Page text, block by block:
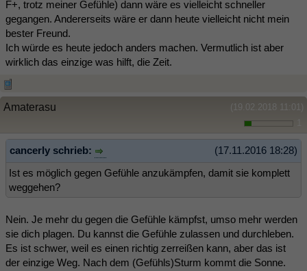
F+, trotz meiner Gefühle) dann wäre es vielleicht schneller
gegangen. Andererseits wäre er dann heute vielleicht nicht mein
bester Freund.
Ich würde es heute jedoch anders machen. Vermutlich ist aber
wirklich das einzige was hilft, die Zeit.
(19.02.2018 11:01)
Amaterasu
(17.11.2016 18:28)
cancerly schrieb:
Ist es möglich gegen Gefühle anzukämpfen, damit sie komplett
weggehen?
Nein. Je mehr du gegen die Gefühle kämpfst, umso mehr werden
sie dich plagen. Du kannst die Gefühle zulassen und durchleben.
Es ist schwer, weil es einen richtig zerreißen kann, aber das ist
der einzige Weg. Nach dem (Gefühls)Sturm kommt die Sonne.